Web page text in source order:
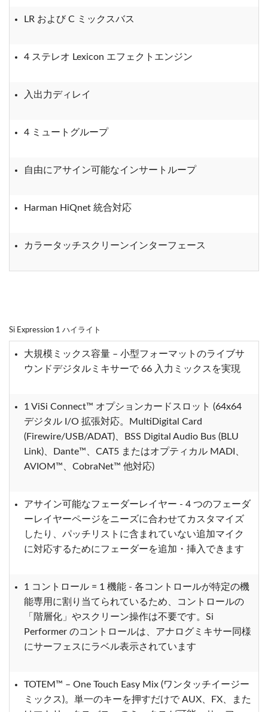
LR および C ミックスバス
4 ステレオ Lexicon エフェクトエンジン
入出力ディレイ
4 ミュートグループ
自由にアサイン可能なインサートループ
Harman HiQnet 統合対応
カラータッチスクリーンインターフェース
Si Expression 1 ハイライト
大規模ミックス容量 – 小型フォーマットのライブサ
ウンドデジタルミキサーで 66 入力ミックスを実現
1 ViSi Connect™ オプションカードスロット (64x64
デジタル I/O 拡張対応。MultiDigital Card
(Firewire/USB/ADAT)、BSS Digital Audio Bus (BLU
Link)、Dante™、CAT5 またはオプティカル MADI、
AVIOM™、CobraNet™ 他対応)
アサイン可能なフェーダーレイヤー - 4 つのフェーダ
ーレイヤーページをニーズに合わせてカスタマイズ
したり、パッチリストに含まれていない追加マイク
に対応するためにフェーダーを追加・挿入できます
1 コントロール = 1 機能 - 各コントロールが特定の機
能専用に割り当てられているため、コントロールの
「階層化」やスクリーン操作は不要です。Si
Performer のコントロールは、アナログミキサー同様
にサーフェスにラベル表示されています
TOTEM™ – One Touch Easy Mix (ワンタッチイージー
ミックス)。単一のキーを押すだけで AUX、FX、また